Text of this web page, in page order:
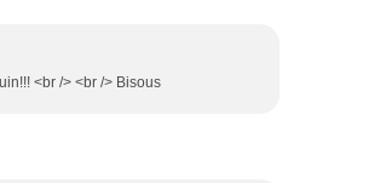
<br /> <br /> Bisous